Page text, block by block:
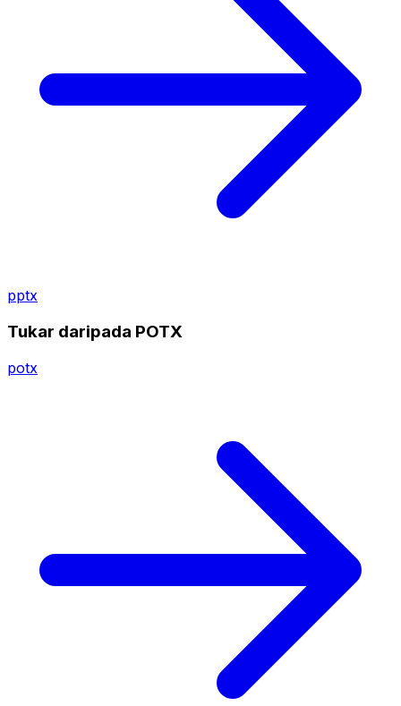
pptx
Tukar daripada POTX
potx